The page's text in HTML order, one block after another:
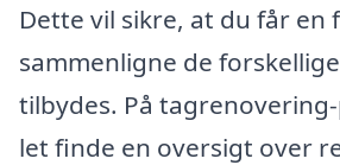
Dette vil sikre, at du får en
sammenligne de
tilbydes. På
let finde en oversigt over